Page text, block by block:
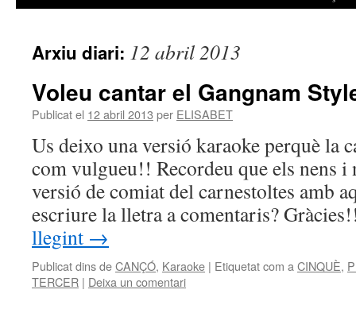
Arxiu diari: 12 abril 2013
Voleu cantar el Gangnam
Publicat el 12 abril 2013 per ELISABET
Us deixo una versió karaoke perquè la
com vulgueu!! Recordeu que els nens i
versió de comiat del carnestoltes amb
escriure la lletra a comentaris?
llegint →
Publicat dins deCANÇÓ, Karaoke | Etiquetat com a CINQUÈ,
TERCER | Deixa un comentari